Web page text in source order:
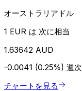
オーストラリアドル
1 EUR は 次に相当
1.63642 AUD
-0.0041 (0.25%) 週次
チャートを見る